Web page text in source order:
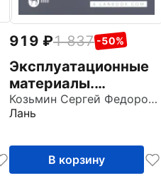
919 1 837 -50%
Эксплуатационные
материалы.
Углеводородные
виды топлива для
оборудования
лесного хозяйства
Козьмин Сергей Федорович
Лань
В корзину